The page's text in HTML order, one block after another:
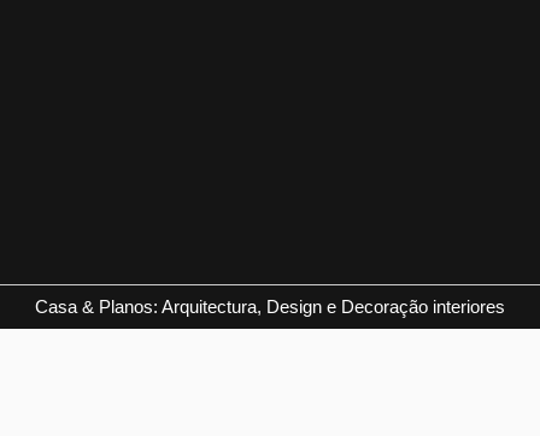
Casa & Planos: Arquitectura, Design e Decoração interiores